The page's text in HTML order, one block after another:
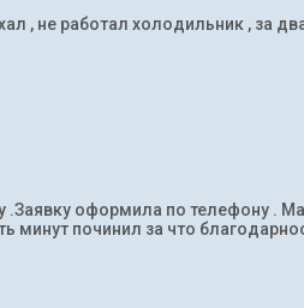
, не работал холодильник , за
оформила по телефону .
минут починил за что